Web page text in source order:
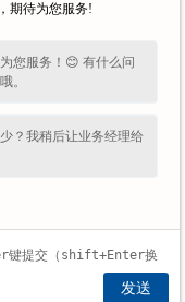
振动筛将发展成
分析
期待为您服务!
您服务！😊 有什么问
。
？我稍后让业务经理给
发送